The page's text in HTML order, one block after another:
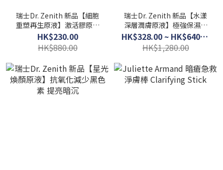
瑞士Dr. Zenith 新品【細胞
重塑再生原液】激活膠原蛋
白｜從根源改善膚質
HK$230.00
HK$880.00
瑞士Dr. Zenith 新品【水漾
深層潤膚原液】極強保濕｜
緊緻抗皺 30ml
HK$328.00 ~ HK$640.00
HK$1,280.00